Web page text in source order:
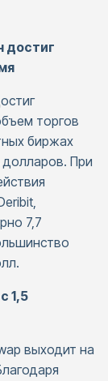
достиг
торгов
биржах
При
7,7
1,5
выходит на